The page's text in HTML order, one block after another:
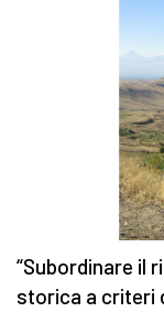
“Subordinare il
storica a criteri